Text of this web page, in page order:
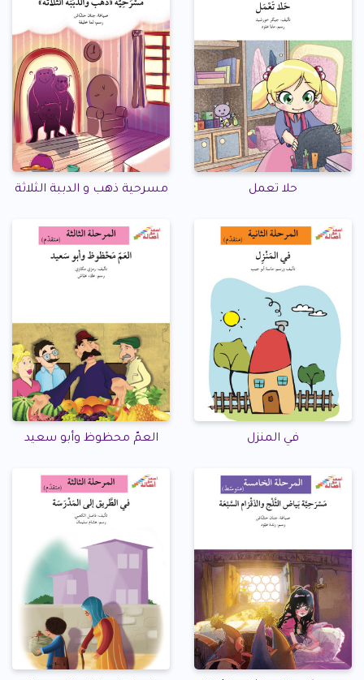
حلا تعمل مسرحية ذهب و الدببة الثلاثة
في المنزل العمّ محظوظ وأبو سعيد